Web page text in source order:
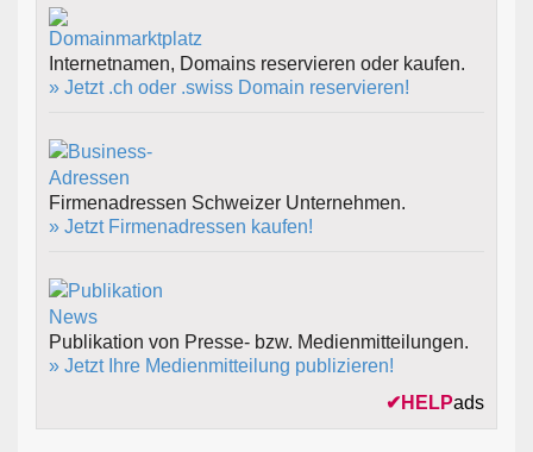
Internetnamen, Domains reservieren oder kaufen.
» Jetzt .ch oder .swiss Domain reservieren!
Firmenadressen Schweizer Unternehmen.
» Jetzt Firmenadressen kaufen!
Publikation von Presse- bzw. Medienmitteilungen.
» Jetzt Ihre Medienmitteilung publizieren!
✔ HELPads